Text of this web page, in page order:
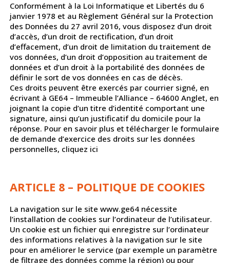
Conformément à la Loi Informatique et Libertés du 6
janvier 1978 et au Règlement Général sur la Protection
des Données du 27 avril 2016, vous disposez d’un droit
d’accès, d’un droit de rectification, d’un droit
d’effacement, d’un droit de limitation du traitement de
vos données, d’un droit d’opposition au traitement de
données et d’un droit à la portabilité des données de
définir le sort de vos données en cas de décès.
Ces droits peuvent être exercés par courrier signé, en
écrivant à GE64 – Immeuble l’Alliance – 64600 Anglet, en
joignant la copie d’un titre d’identité comportant une
signature, ainsi qu’un justificatif du domicile pour la
réponse. Pour en savoir plus et télécharger le formulaire
de demande d’exercice des droits sur les données
personnelles, cliquez ici
ARTICLE 8 – POLITIQUE DE COOKIES
La navigation sur le site www.ge64 nécessite
l’installation de cookies sur l’ordinateur de l’utilisateur.
Un cookie est un fichier qui enregistre sur l’ordinateur
des informations relatives à la navigation sur le site
pour en améliorer le service (par exemple un paramètre
de filtrage des données comme la région) ou pour